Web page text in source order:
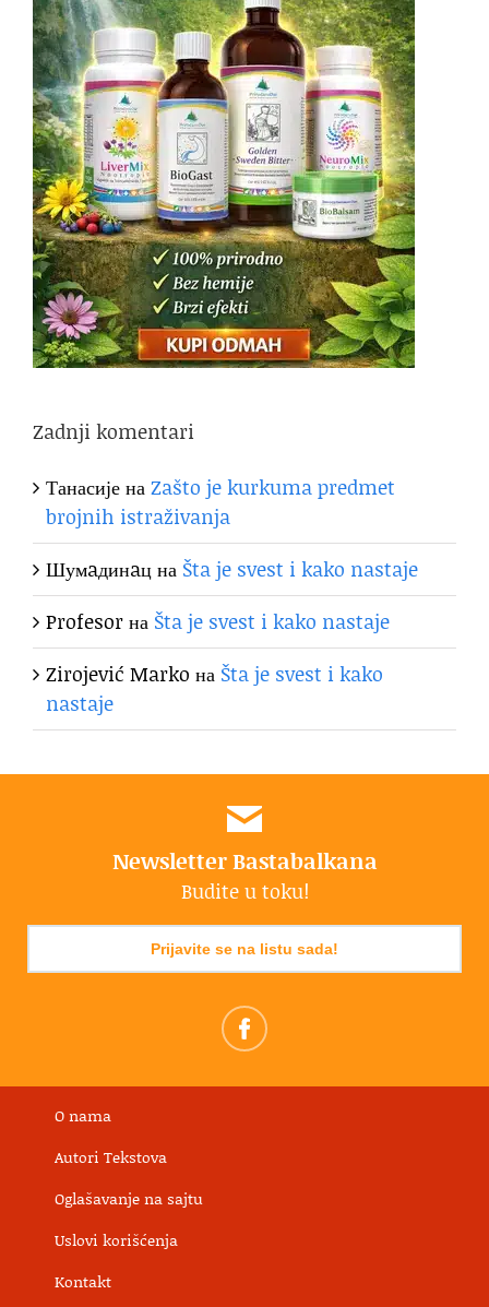
Zadnji komentari
ТанасијенаZašto je kurkuma predmet
brojnih istraživanja
Шумaдинaцна Šta je svest i kako nastaje
Profesorна Šta je svest i kako nastaje
Zirojević Marko на Šta je svest i kako
nastaje
Newsletter Bastabalkana
Budite u toku!
Prijavite se na listu sada!
O nama
Autori Tekstova
Oglašavanje na sajtu
Uslovi korišćenja
Kontakt